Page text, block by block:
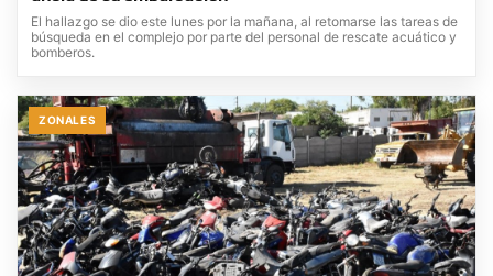
El hallazgo se dio este lunes por la mañana, al retomarse las tareas de
búsqueda en el complejo por parte del personal de rescate acuático y
bomberos.
ZONALES